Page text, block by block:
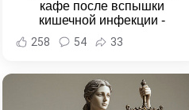
кафе после вспышки
кишечной инфекции -
Новости Хабаровска и
Хабаровского края
258 54 33